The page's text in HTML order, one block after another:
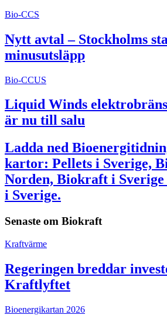
Bio-CCS
Nytt avtal – Stockholms
minusutsläpp
Bio-CCUS
Liquid Winds
är nu till salu
Ladda ned
kartor: Pellets i Sverige,
Norden, Biokraft i
i Sverige.
Senaste om Biokraft
Kraftvärme
Regeringen breddar
Kraftlyftet
Bioenergikartan 2026